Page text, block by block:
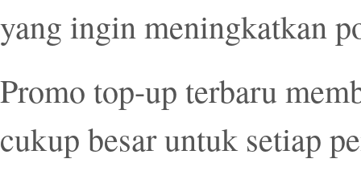
yang ingin meningkatkan
Promo top-up terbaru
cukup besar untuk setiap